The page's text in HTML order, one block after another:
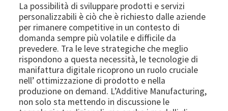
La possibilità di sviluppare prodotti e servizi
personalizzabili è ciò che è richiesto dalle aziende
per rimanere competitive in un contesto di
domanda sempre più volatile e difficile da
prevedere. Tra le leve strategiche che meglio
rispondono a questa necessità, le tecnologie di
manifattura digitale ricoprono un ruolo cruciale
nell’ ottimizzazione di prodotto e nella
produzione on demand. L’Additive Manufacturing,
non solo sta mettendo in discussione le